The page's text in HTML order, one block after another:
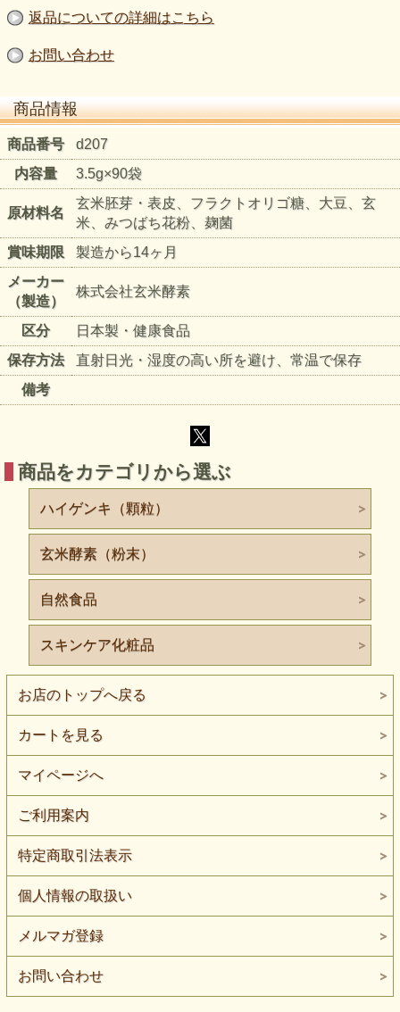
身体の働きになくてはならない物質です。
燃焼、排泄など、身体の働きになくてはならない物質。
を防ぐために毎日の食事で補っていく必要があることが分か
ってきました。味噌、漬物、納豆などの発酵食品には、麹
菌、乳酸菌、納豆菌などさまざまな微生物が作る酵素が何千
種類も含まれています。
ビーポーレン（ミツバチ花粉）
長寿の町から広まった「ミツバチ花粉（ビーポーレン）」
長寿で知られるグルジアのある地域を調査したところ、100
歳以上の老人の大多数が養蜂家で、花粉の混ざったハチミツ
原液（精製した残り）を常食していることがわかってから、
ヨーロッパで「パーフェクト・フーズ」（完全な食品）とも
呼ばれるようになりました。
花粉は、蜜蜂がハチミツと一緒に集めて体内にある酵素を加
えた物で、たくさんの栄養素が含まれています。
たんぱく質が約35%（そのうち半分が吸収されやすい
遊離アミノ酸）
各種糖分が約40%
有効成分（ビタミンA･B1･B2･パントテン酸・ニコチ
ン酸・B6・葉酸・C・E・ルチン（ビタミンP））
ミネラル（カリウム・カルシウム・リン・マグネシウ
ム・鉄・亜鉛・銅・珪素）
返品についての詳細はこちら
お問い合わせ
商品情報
商品番号
d207
内容量
3.5g×90袋
原材料名
玄米胚芽・表皮、フラクトオリゴ糖、大豆、玄
米、みつばち花粉、麹菌
賞味期限
製造から14ヶ月
メーカー
（製造）
株式会社玄米酵素
区分
日本製・健康食品
保存方法
直射日光・湿度の高い所を避け、常温で保存
備考
商品をカテゴリから選ぶ
ハイゲンキ（顆粒）
玄米酵素（粉末）
自然食品
スキンケア化粧品
お店のトップへ戻る
カートを見る
マイページへ
ご利用案内
特定商取引法表示
個人情報の取扱い
メルマガ登録
お問い合わせ